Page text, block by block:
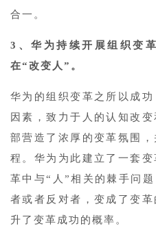
合一。
3、华为持续开展组织变
在“改变人”。
华为的组织变革之所以成
因素，致力于人的认知改
部营造了浓厚的变革氛围
程。华为为此建立了一套
革中与“人”相关的棘手问
者或者反对者，变成了变
升了变革成功的概率。